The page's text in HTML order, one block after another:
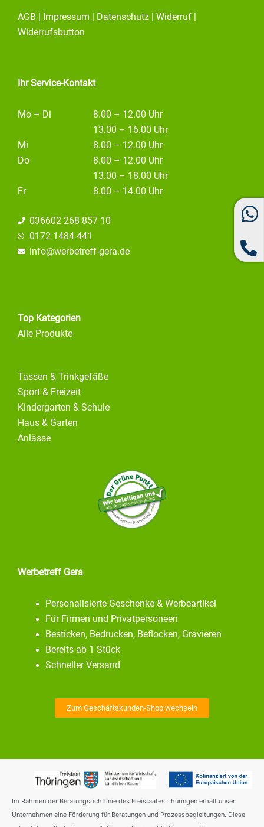
e
b
o
o
a
g
r
e
d
i
AGB Impressum Datenschutz Widerruf
Widerrufsbutton
Ihr Service-Kontakt
Mo – Di
8.00 – 12.00 Uhr
13.00 – 16.00 Uhr
Mi
8.00 – 12.00 Uhr
Do
8.00 – 12.00 Uhr
13.00 – 18.00 Uhr
Fr
8.00 – 14.00 Uhr
036602 268 857 10
0172 1484 441
info@werbetreff-gera.de
Top Kategorien
Alle Produkte
Tassen & Trinkgefäße
Sport & Freizeit
Kindergarten & Schule
Haus & Garten
Anlässe
Werbetreff Gera
Personalisierte Geschenke & Werbeartikel
Für Firmen und Privatpersoneen
Besticken, Bedrucken, Beflocken, Gravieren
Bereits ab 1 Stück
Schneller Versand
Zum Geschäftskunden-Shop wechseln
Im Rahmen der Beratungsrichtlinie des Freistaates Thüringen erhält unser
Unternehmen eine Förderung für Beratungen und Prozessbegleitungen. Diese